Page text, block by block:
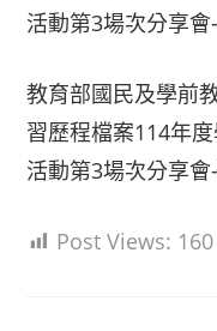
活動第3場次分享
教育部國民及學前
習歷程檔案114年
活動第3場次分享
Post Views: 160